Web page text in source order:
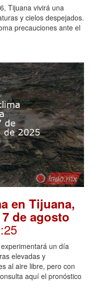
Tijuana vivirá una
y cielos despejados.
precauciones ante el
en Tijuana,
de agosto
un día
elevadas y
al aire libre, pero con
aquí el pronóstico